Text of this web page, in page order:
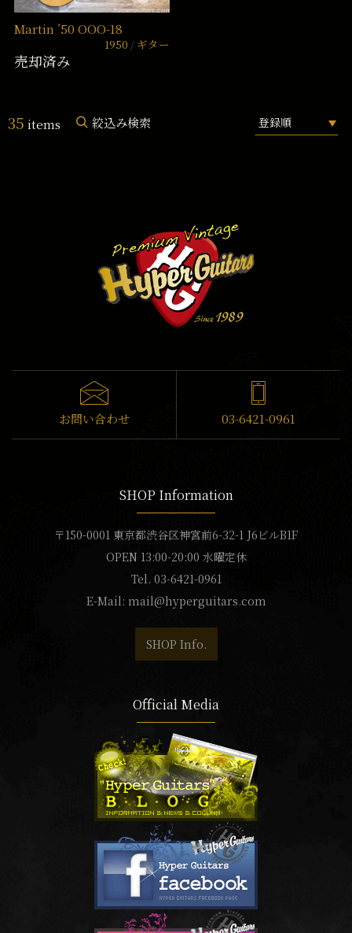
Martin ’50 OOO-18
1950 ギター
売却済み
35 items 絞込み検索
お問い合わせ 03-6421-0961
SHOP Information
〒150-0001 東京都渋谷区神宮前6-32-1 J6ビルB1F
OPEN 13:00-20:00 水曜定休
Tel. 03-6421-0961
E-Mail: mail@hyperguitars.com
SHOP Info.
Official Media